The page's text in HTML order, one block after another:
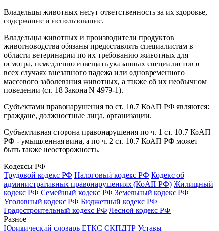
Владельцы животных несут ответственность за их здоровье,
содержание и использование.
Владельцы животных и производители продуктов
животноводства обязаны предоставлять специалистам в
области ветеринарии по их требованию животных для
осмотра, немедленно извещать указанных специалистов о
всех случаях внезапного падежа или одновременного
массового заболевания животных, а также об их необычном
поведении (ст. 18 Закона N 4979-1).
Субъектами правонарушения по ст. 10.7 КоАП РФ являются:
граждане, должностные лица, организации.
Субъективная сторона правонарушения по ч. 1 ст. 10.7 КоАП
РФ - умышленная вина, а по ч. 2 ст. 10.7 КоАП РФ может
быть также неосторожность.
Кодексы РФ
Трудовой кодекс РФ Налоговый кодекс РФ Кодекс об
административных правонарушениях (КоАП РФ) Жилищный
кодекс РФ Семейный кодекс РФ Земельный кодекс РФ
Уголовный кодекс РФ Бюджетный кодекс РФ
Градостроительный кодекс РФ Лесной кодекс РФ
Разное
Юридический словарь ЕТКС ОКПДТР Уставы